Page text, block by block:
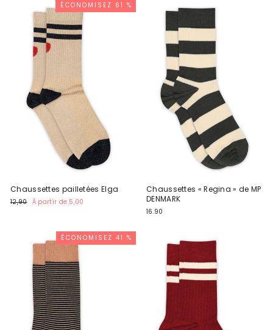
ÉCONOMISEZ 61 %
Chaussettes pailletées Elga
Prix
12,90
Prix
À partir de 5,00
Chaussettes « Regina » de MP
DENMARK
16.90
ÉCONOMISEZ 41 %